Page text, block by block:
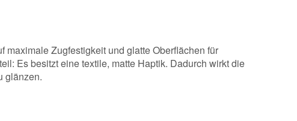
maximale Zugfestigkeit und glatte Oberflächen für
Es besitzt eine textile, matte Haptik. Dadurch wirkt die
glänzen.